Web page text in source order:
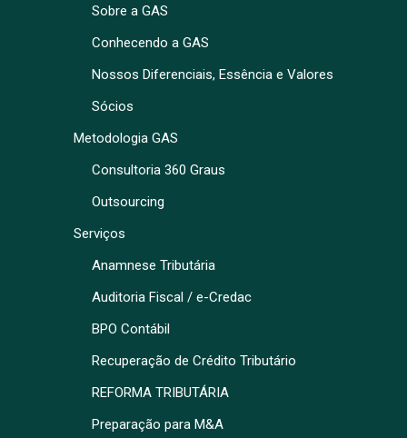
Sobre a GAS
Conhecendo a GAS
Nossos Diferenciais, Essência e Valores
Sócios
Metodologia GAS
Consultoria 360 Graus
Outsourcing
Serviços
Anamnese Tributária
Auditoria Fiscal / e-Credac
BPO Contábil
Recuperação de Crédito Tributário
REFORMA TRIBUTÁRIA
Preparação para M&A